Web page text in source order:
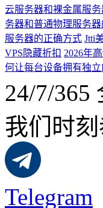
云服务器和裸金属服
务器和普通物理服务
服务器的正确方式 Jtti
VPS隐藏折扣 2026年
何让每台设备拥有独立
24/7/365
我们时
Telegram